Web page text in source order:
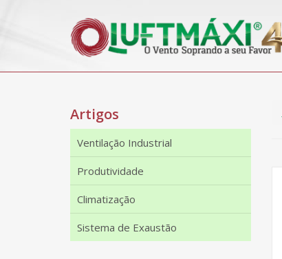
Artigos
Ventilação Industrial
Produtividade
Climatização
Sistema de Exaustão